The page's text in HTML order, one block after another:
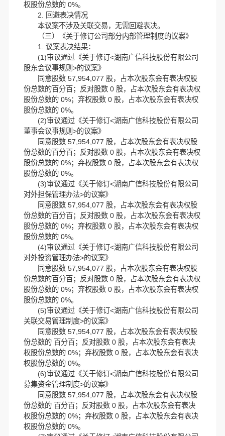
权股份总数的 0%。
2. 回避表决情况
本议案不涉及关联交易，无需回避表决。
（三）《关于修订公司部分内部管理制度的议案》
1. 议案表决结果：
(1)审议通过《关于修订<湖南广信科技股份有限公司
股东会议事规则>的议案》
同意股数 57,954,077 股，占本次股东会有表决权股
份总数的百分百；反对股数 0 股，占本次股东会有表决权
股份总数的 0%；弃权股数 0 股，占本次股东会有表决权
股份总数的 0%。
(2)审议通过《关于修订<湖南广信科技股份有限公司
董事会议事规则>的议案》
同意股数 57,954,077 股，占本次股东会有表决权股
份总数的百分百；反对股数 0 股，占本次股东会有表决权
股份总数的 0%；弃权股数 0 股，占本次股东会有表决权
股份总数的 0%。
(3)审议通过《关于修订<湖南广信科技股份有限公司
对外担保管理办法>的议案》
同意股数 57,954,077 股，占本次股东会有表决权股
份总数的百分百；反对股数 0 股，占本次股东会有表决权
股份总数的 0%；弃权股数 0 股，占本次股东会有表决权
股份总数的 0%。
(4)审议通过《关于修订<湖南广信科技股份有限公司
对外投资管理办法>的议案》
同意股数 57,954,077 股，占本次股东会有表决权股
份总数的百分百；反对股数 0 股，占本次股东会有表决权
股份总数的 0%；弃权股数 0 股，占本次股东会有表决权
股份总数的 0%。
(5)审议通过《关于修订<湖南广信科技股份有限公司
关联交易管理制度>的议案》
同意股数 57,954,077 股，占本次股东会有表决权股
份总数的 百分百；反对股数 0 股，占本次股东会有表决
权股份总数的 0%；弃权股数 0 股，占本次股东会有表决
权股份总数的 0%。
(6)审议通过《关于修订<湖南广信科技股份有限公司
募集资金管理制度>的议案》
同意股数 57,954,077 股，占本次股东会有表决权股
份总数的 百分百；反对股数 0 股，占本次股东会有表决
权股份总数的 0%；弃权股数 0 股，占本次股东会有表决
权股份总数的 0%。